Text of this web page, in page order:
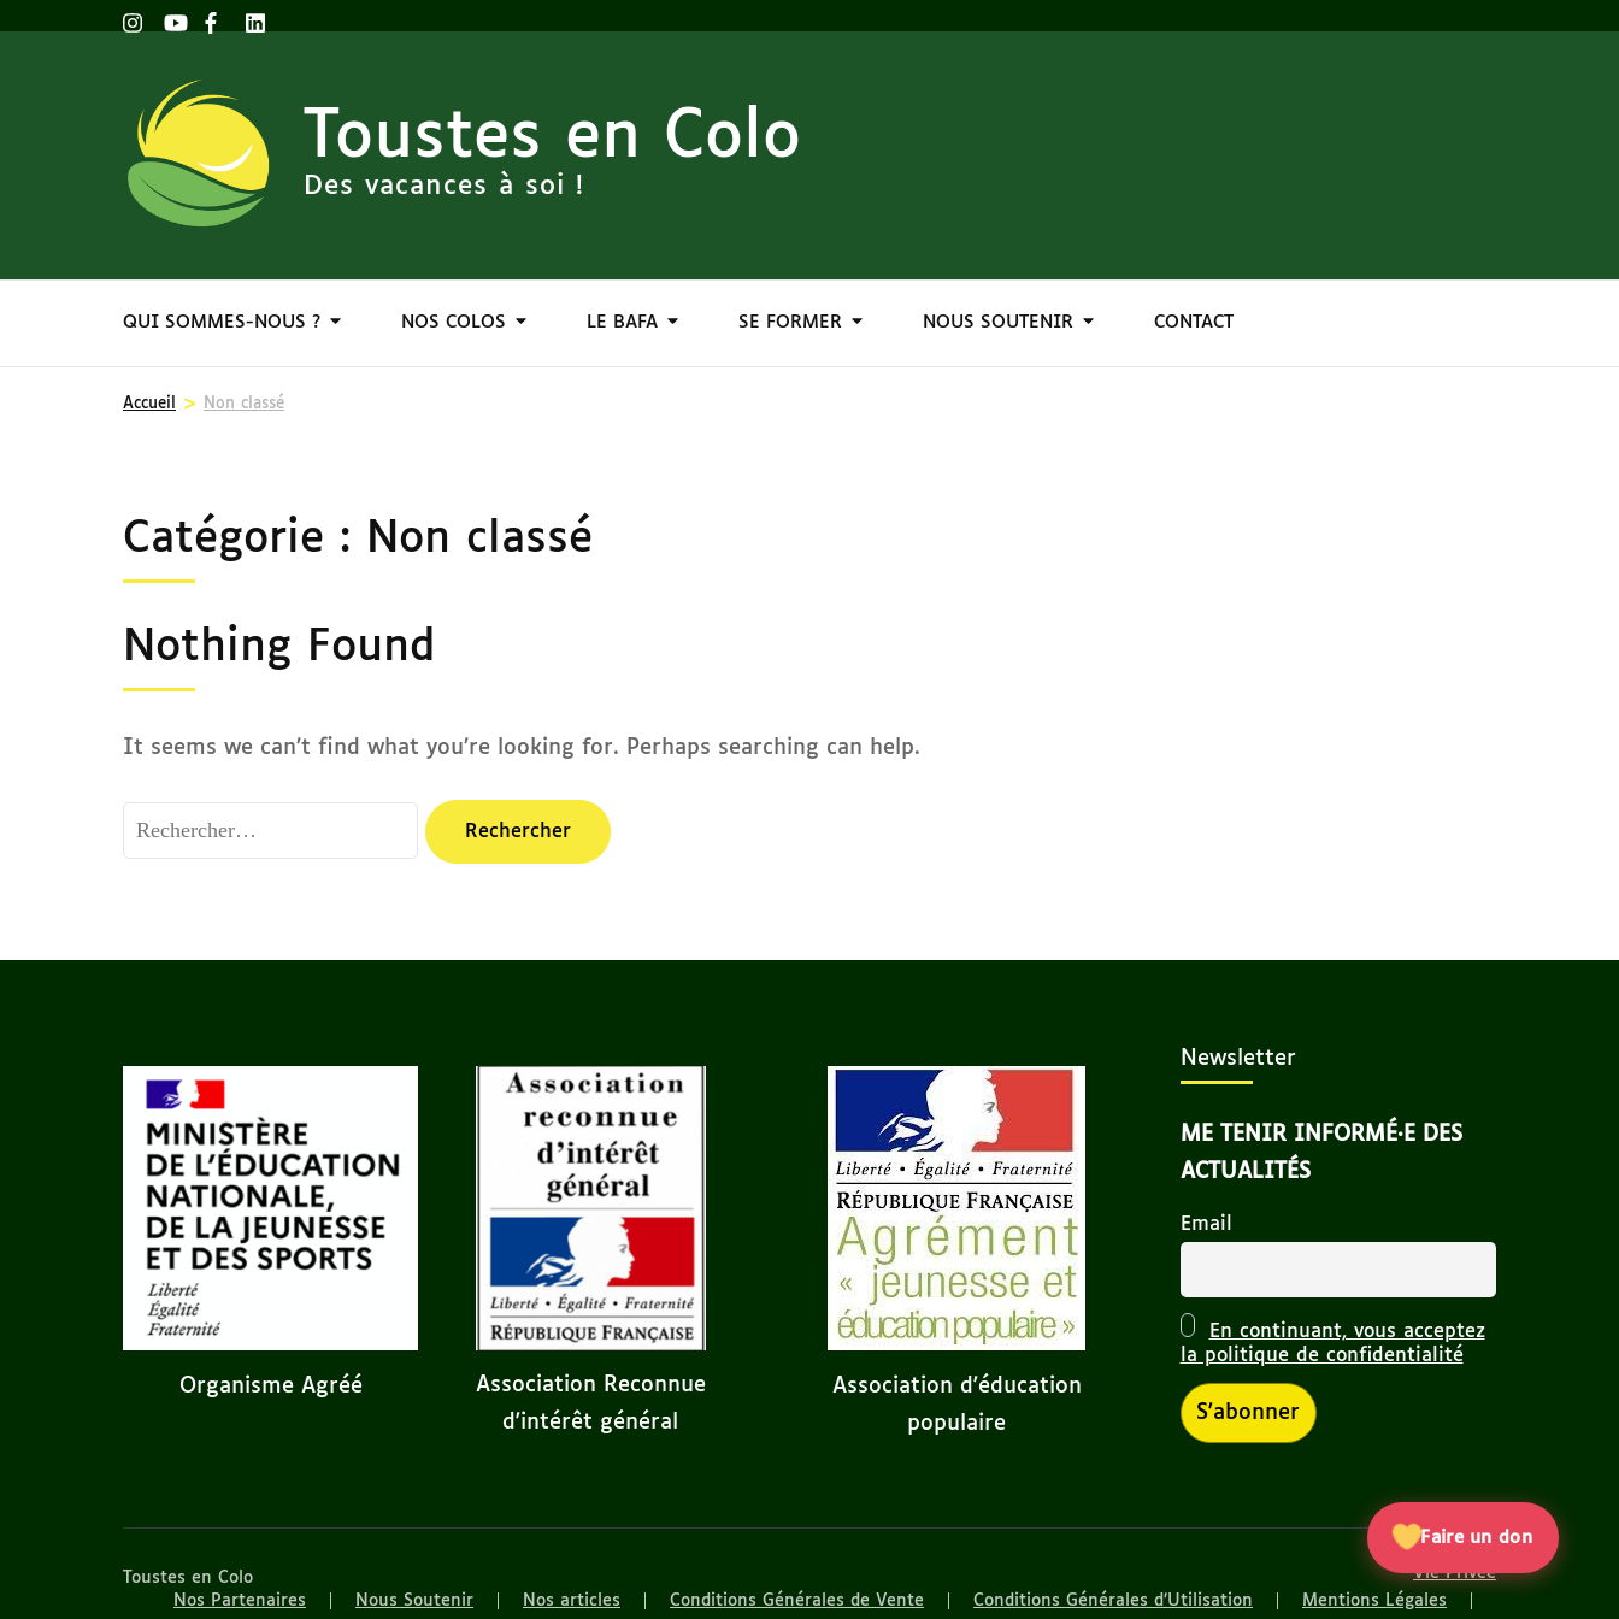
Faire un don
Toustes en Colo
Des vacances à soi !
QUI SOMMES-NOUS ? NOS COLOS LE BAFA SE FORMER NOUS SOUTENIR CONTACT
Accueil > Non classé
Catégorie : Non classé
Nothing Found
It seems we can’t find what you’re looking for. Perhaps searching can help.
Organisme Agréé
Association Reconnue
d'intérêt général
Association d'éducation
populaire
Newsletter
ME TENIR INFORMÉ·E DES
ACTUALITÉS
Email
En continuant, vous acceptez
la politique de confidentialité
Toustes en Colo
Vie Privée
Nos Partenaires
Nous Soutenir Nos articles Conditions Générales de Vente Conditions Générales d’Utilisation Mentions Légales